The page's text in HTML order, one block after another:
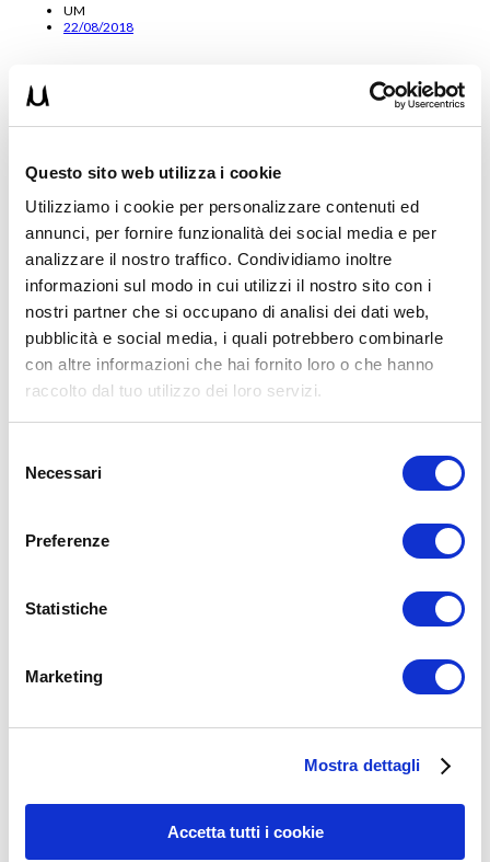
Questo sito web utilizza i cookie
Utilizziamo i cookie per personalizzare contenuti ed
annunci, per fornire funzionalità dei social media e per
analizzare il nostro traffico. Condividiamo inoltre
informazioni sul modo in cui utilizzi il nostro sito con i
nostri partner che si occupano di analisi dei dati web,
pubblicità e social media, i quali potrebbero combinarle
con altre informazioni che hai fornito loro o che hanno
raccolto dal tuo utilizzo dei loro servizi.
delNecessari
Preferenze
Statistiche
Marketing
Mostra dettagli
Accetta tutti i cookie
UM
22/08/2018
VICTORIAN ASSISTITO ALLE PARALLELE TUTORIAL
W/Lucian Stanut
eseguire: il Victorian Assistito alle parallele! Per questo ho…
Leggi tutto
15WORKOUT SCARICA ORA